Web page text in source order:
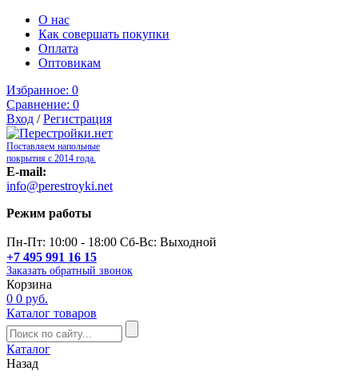
О нас
Как совершать покупки
Оплата
Оптовикам
Избранное: 0
Сравнение: 0
Вход /Регистрация
Поставляем напольные
покрытия с 2014 года.
E-mail:
info@perestroyki.net
Режим работы
Пн-Пт: 10:00 - 18:00 Сб-Вс: Выходной
+7 495 991 16 15
Заказать обратный звонок
Корзина
0 0 руб.
Каталог товаров
Каталог
Назад